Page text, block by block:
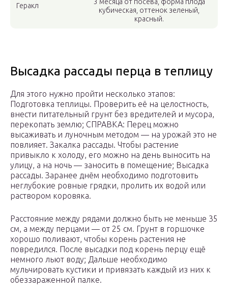
Геракл
кубическая, оттенок зеленый,
красный.
Высадка рассады перца в теплицу
Для этого нужно пройти несколько этапов:
Подготовка теплицы. Проверить её на целостность,
внести питательный грунт без вредителей и мусора,
перекопать землю; СПРАВКА: Перец можно
высаживать и луночным методом — на урожай это не
повлияет. Закалка рассады. Чтобы растение
привыкло к холоду, его можно на день выносить на
улицу, а на ночь — заносить в помещение; Высадка
рассады. Заранее днём необходимо подготовить
неглубокие ровные грядки, пролить их водой или
раствором коровяка.
Расстояние между рядами должно быть не меньше 35
см, а между перцами — от 25 см. Грунт в горшочке
хорошо поливают, чтобы корень растения не
повредился. После высадки под корень перцу ещё
немного льют воду; Дальше необходимо
мульчировать кустики и привязать каждый из них к
обеззараженной палке.